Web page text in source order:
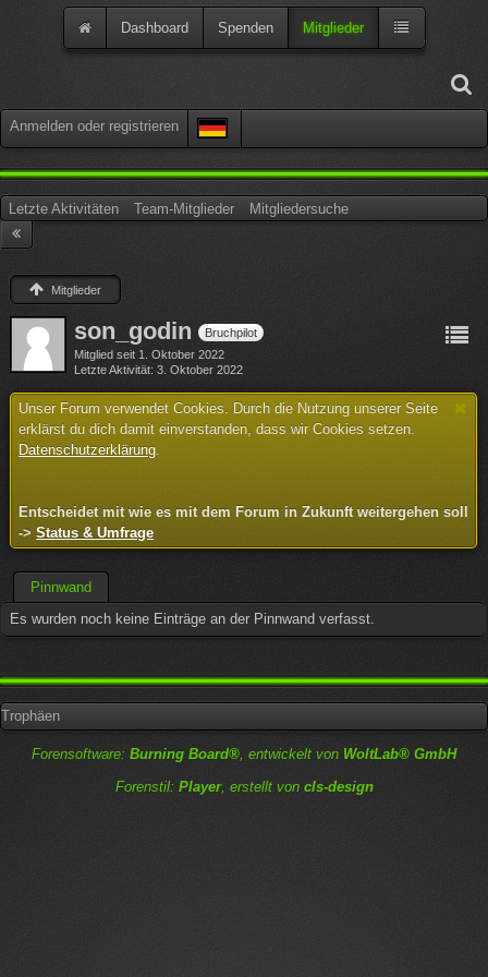
Anmelden oder registrieren
Dashboard Spenden Mitglieder
Letzte Aktivitäten Team-Mitglieder Mitgliedersuche
Mitglieder
son_godin Bruchpilot
Mitglied seit 1. Oktober 2022
Letzte Aktivität 3. Oktober 2022
Unser Forum verwendet Cookies. Durch die Nutzung unserer Seite
erklärst du dich damit einverstanden, dass wir Cookies setzen.
Datenschutzerklärung.
Entscheidet mit wie es mit dem Forum in Zukunft weitergehen soll
->Status & Umfrage
Pinnwand
Es wurden noch keine Einträge an der Pinnwand verfasst.
Trophäen
Forensoftware: Burning Board®, entwickelt von WoltLab® GmbH
Forenstil: Player, erstellt von cls-design